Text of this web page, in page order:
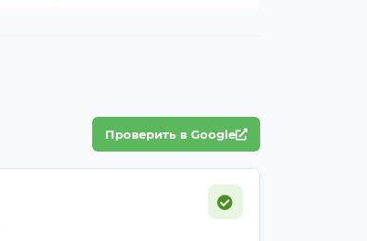
Проверить в Google